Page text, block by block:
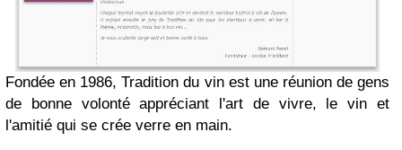
Fondée en 1986, Tradition du vin est une réunion de gens
de bonne volonté appréciant l'art de vivre, le vin et
l'amitié qui se crée verre en main.